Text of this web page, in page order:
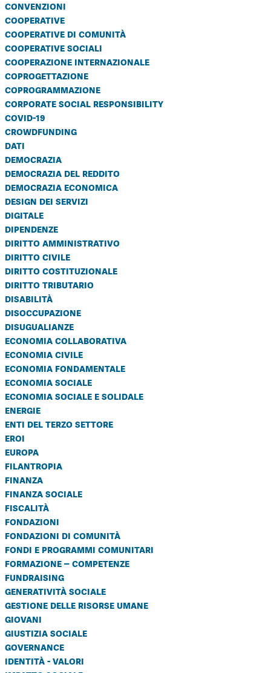
convenzioni
cooperative
cooperative di comunità
cooperative sociali
cooperazione internazionale
coprogettazione
coprogrammazione
corporate social responsibility
covid-19
crowdfunding
dati
democrazia
democrazia del reddito
democrazia economica
design dei servizi
digitale
dipendenze
diritto amministrativo
diritto civile
diritto costituzionale
diritto tributario
disabilità
disoccupazione
disugualianze
economia collaborativa
economia civile
economia fondamentale
economia sociale
economia sociale e solidale
energie
enti del terzo settore
eroi
europa
filantropia
finanza
finanza sociale
fiscalità
fondazioni
fondazioni di comunità
fondi e programmi comunitari
formazione – competenze
fundraising
generatività sociale
gestione delle risorse umane
giovani
giustizia sociale
governance
identità - valori